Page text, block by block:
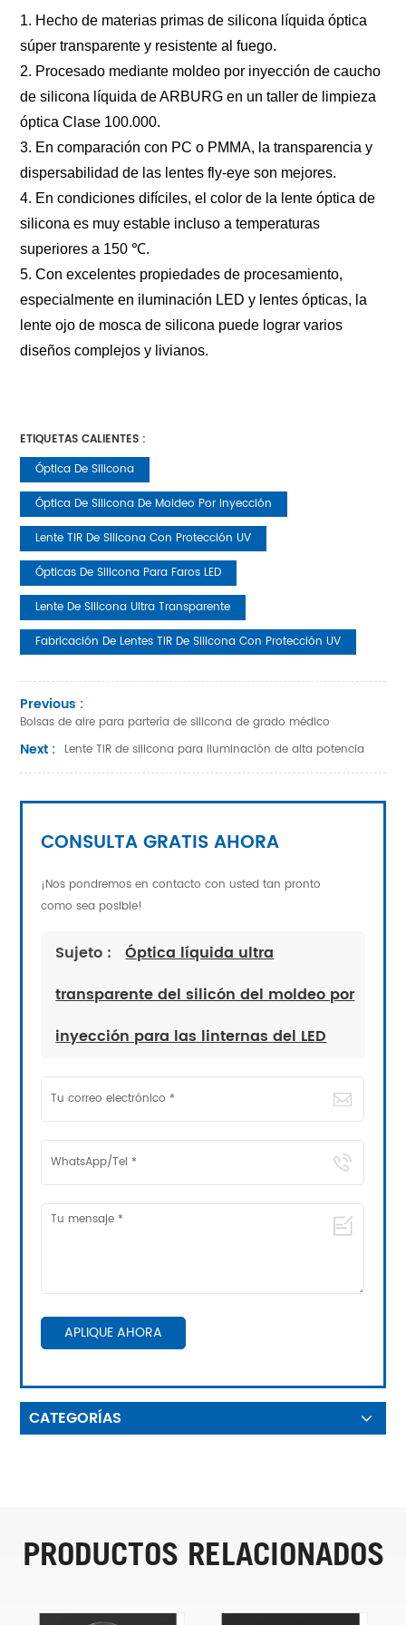
1. Hecho de materias primas de silicona líquida óptica
súper transparente y resistente al fuego.
2. Procesado mediante moldeo por inyección de caucho
de silicona líquida de ARBURG en un taller de limpieza
óptica Clase 100.000.
3. En comparación con PC o PMMA, la transparencia y
dispersabilidad de las lentes fly-eye son mejores.
4. En condiciones difíciles, el color de la lente óptica de
silicona es muy estable incluso a temperaturas
superiores a 150 ℃.
5. Con excelentes propiedades de procesamiento,
especialmente en iluminación LED y lentes ópticas, la
lente ojo de mosca de silicona puede lograr varios
diseños complejos y livianos.
ETIQUETAS CALIENTES :
Óptica De Silicona
Óptica De Silicona De Moldeo Por Inyección
Lente TIR De Silicona Con Protección UV
Ópticas De Silicona Para Faros LED
Lente De Silicona Ultra Transparente
Fabricación De Lentes TIR De Silicona Con Protección UV
Previous :
Bolsas de aire para partería de silicona de grado médico
Next : Lente TIR de silicona para iluminación de alta potencia
CONSULTA GRATIS AHORA
¡Nos pondremos en contacto con usted tan pronto
como sea posible!
Sujeto :
Óptica líquida ultra
transparente del silicón del moldeo por
inyección para las linternas del LED
APLIQUE AHORA
CATEGORÍAS
PRODUCTOS RELACIONADOS